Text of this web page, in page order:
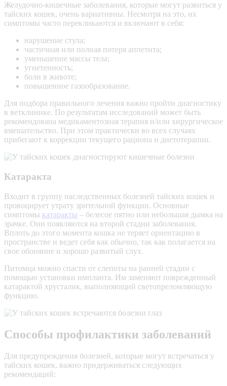
Желудочно-кишечные заболевания, которые могут развиться у
тайских кошек, очень вариативны. Несмотря на это, их
симптомы часто перекликаются и включают в себя:
нарушение стула;
частичная или полная потеря аппетита;
уменьшение массы тела;
угнетенность;
боли в животе;
повышенное газообразование.
Для подбора правильного лечения важно пройти диагностику
в ветклинике. По результатам исследований может быть
рекомендована медикаментозная терапия и/или хирургическое
вмешательство. При этом практически во всех случаях
прибегают к коррекции текущего рациона и диетотерапии.
Катаракта
Входит в группу наследственных болезней тайских кошек и
провоцирует утрату зрительной функции. Основные
симптомы катаракты – белесое пятно или небольшая дымка на
зрачке. Они появляются на второй стадии заболевания.
Вплоть до этого момента кошка не теряет ориентацию в
пространстве и ведет себя как обычно, так как полагается на
свое обоняние и хорошо развитый слух.
Питомца можно спасти от слепоты на ранней стадии с
помощью установки импланта. Им заменяют поврежденный
катарактой хрусталик, выполняющий светопреломляющую
функцию.
Способы профилактики заболеваний
Для предупреждения болезней, которые могут встречаться у
тайских кошек, важно придерживаться следующих
рекомендаций: